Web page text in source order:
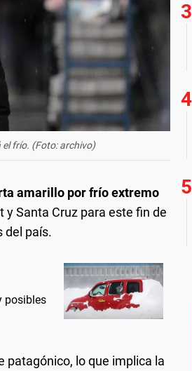
el frío. (Foto: archivo)
amarillo por frío extremo
y Santa Cruz para este fin de
del país.
posibles
patagónico, lo que implica la